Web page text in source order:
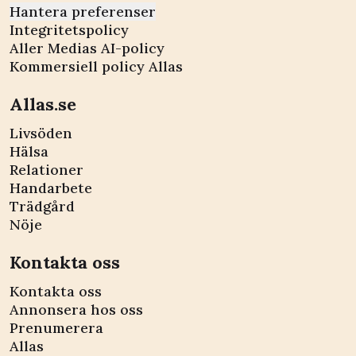
Hantera preferenser
Integritetspolicy
Aller Medias AI-policy
Kommersiell policy Allas
Allas.se
Livsöden
Hälsa
Relationer
Handarbete
Trädgård
Nöje
Kontakta oss
Kontakta oss
Annonsera hos oss
Prenumerera
Allas